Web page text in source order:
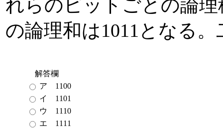
れらのビットごとの論
の論理和は1011となる
解答欄
ア 1100
イ 1101
ウ 1110
エ 1111